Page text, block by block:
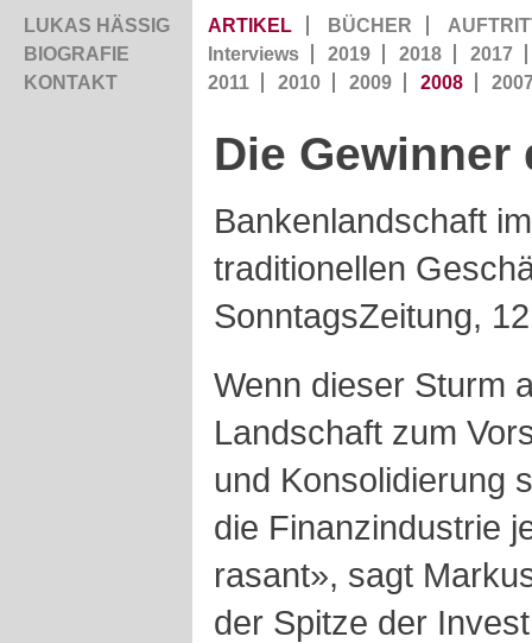
LUKAS HÄSSIG
BIOGRAFIE
KONTAKT
ARTIKEL BÜCHER
Interviews
2019 2018
2017
2011
2010 2009 2008
Die Gewinner
Bankenlandschaft
traditionellen
SonntagsZeitung,
Wenn dieser Sturm
Landschaft zum
und Konsolidierung
die Finanzindustrie
rasant», sagt
der Spitze der